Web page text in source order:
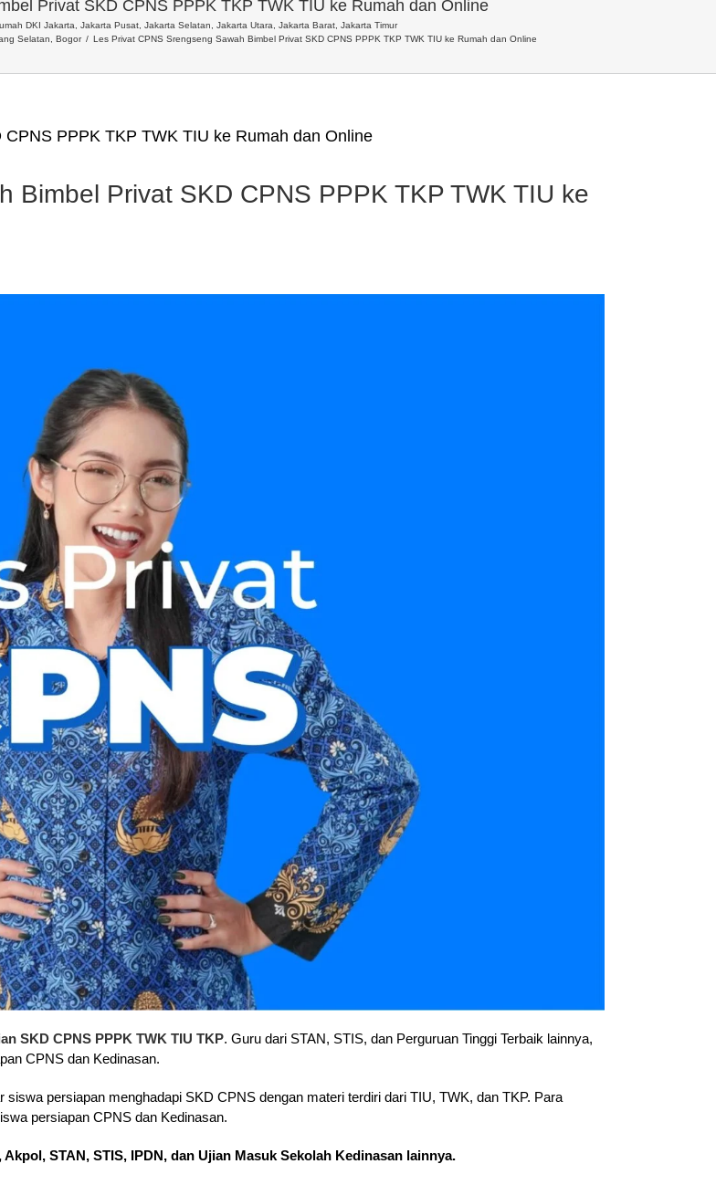
Privat SKD CPNS PPPK TKP TWK TIU ke Rumah dan Online
DKI Jakarta, Jakarta Pusat, Jakarta Selatan, Jakarta Utara, Jakarta Barat, Jakarta Timur
Selatan, Bogor
Les Privat CPNS Srengseng Sawah Bimbel Privat SKD CPNS PPPK TKP TWK TIU ke Rumah dan Online
PPPK TKP TWK TIU ke Rumah dan Online
Bimbel Privat SKD CPNS PPPK TKP TWK TIU ke
SKD CPNS PPPK TWK TIU TKP. Guru dari STAN, STIS, dan Perguruan Tinggi Terbaik lainnya,
CPNS dan Kedinasan.
siswa persiapan menghadapi SKD CPNS dengan materi terdiri dari TIU, TWK, dan TKP. Para
persiapan CPNS dan Kedinasan.
STAN, STIS, IPDN, dan Ujian Masuk Sekolah Kedinasan lainnya.